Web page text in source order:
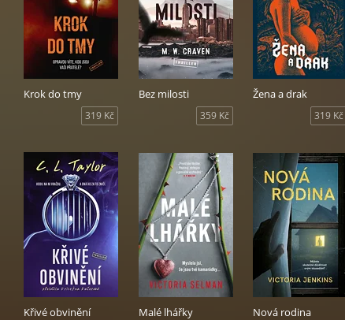
Krok do tmy
319 Kč
Bez milosti
359 Kč
Žena a drak
319 Kč
Křivé obvinění Malé lhářky Nová rodina